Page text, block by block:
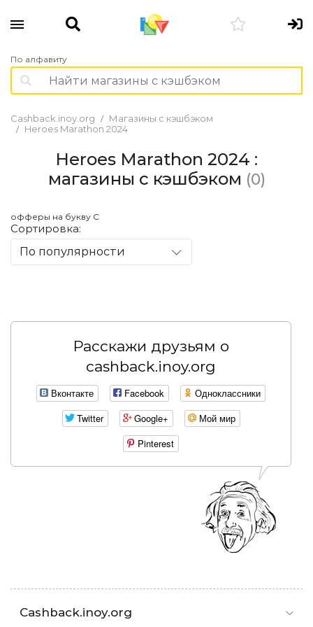
По алфавиту
Cashback.inoy.org
Магазины с кэшбэком
Heroes Marathon 2024
Heroes Marathon 2024 :
магазины с кэшбэком (0)
офферы на букву С
Сортировка:
По популярности
Расскажи друзьям о
cashback.inoy.org
Вконтакте Facebook
Одноклассники
Twitter
Google+
Мой мир
Pinterest
Cashback.inoy.org